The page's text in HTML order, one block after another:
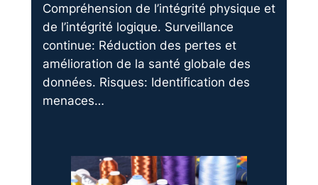
Compréhension de l’intégrité physique et
de l’intégrité logique. Surveillance
continue: Réduction des pertes et
amélioration de la santé globale des
données. Risques: Identification des
menaces…